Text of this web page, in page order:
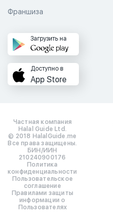
Франшиза
Загрузить на
Доступно в
App Store
Частная компания
Halal Guide Ltd.
© 2018 HalalGuide.me
Все права защищены.
БИН/ИИН
210240900176
Политика
конфиденциальности
Пользовательское
соглашение
Правилами защиты
информации о
Пользователях